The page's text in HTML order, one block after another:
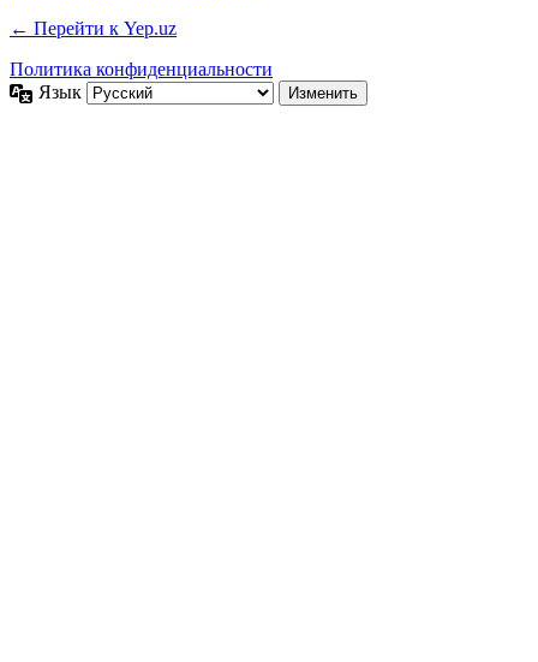
← Перейти к Yep.uz
Политика конфиденциальности
Язык